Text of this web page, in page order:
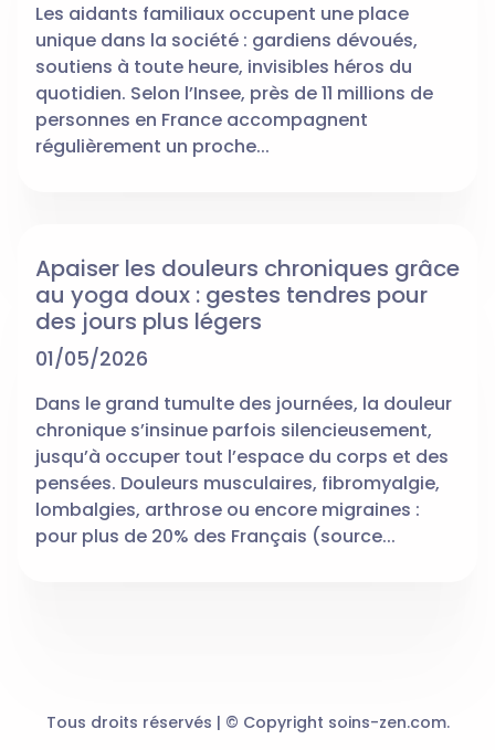
Les aidants familiaux occupent une place
unique dans la société : gardiens dévoués,
soutiens à toute heure, invisibles héros du
quotidien. Selon l’Insee, près de 11 millions de
personnes en France accompagnent
régulièrement un proche...
Apaiser les douleurs chroniques grâce
au yoga doux : gestes tendres pour
des jours plus légers
01/05/2026
Dans le grand tumulte des journées, la douleur
chronique s’insinue parfois silencieusement,
jusqu’à occuper tout l’espace du corps et des
pensées. Douleurs musculaires, fibromyalgie,
lombalgies, arthrose ou encore migraines :
pour plus de 20% des Français (source...
Tous droits réservés | © Copyright soins-zen.com.